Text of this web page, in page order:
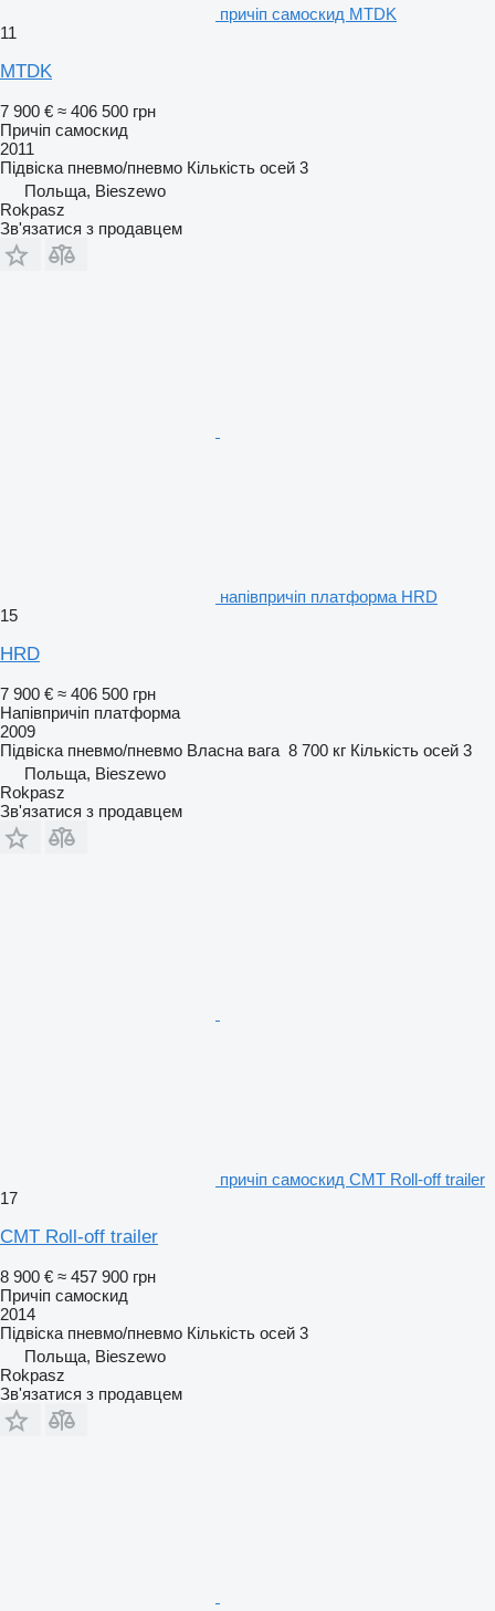
причіп самоскид MTDK
11
MTDK
7 900 € ≈ 406 500 грн
Причіп самоскид
2011
Підвіска пневмо/пневмо Кількість осей 3
Польща, Bieszewo
Rokpasz
Зв'язатися з продавцем
напівпричіп платформа HRD
15
HRD
7 900 € ≈ 406 500 грн
Напівпричіп платформа
2009
Підвіска пневмо/пневмо Власна вага 8 700 кг Кількість осей 3
Польща, Bieszewo
Rokpasz
Зв'язатися з продавцем
причіп самоскид CMT Roll-off trailer
17
CMT Roll-off trailer
8 900 € ≈ 457 900 грн
Причіп самоскид
2014
Підвіска пневмо/пневмо Кількість осей 3
Польща, Bieszewo
Rokpasz
Зв'язатися з продавцем